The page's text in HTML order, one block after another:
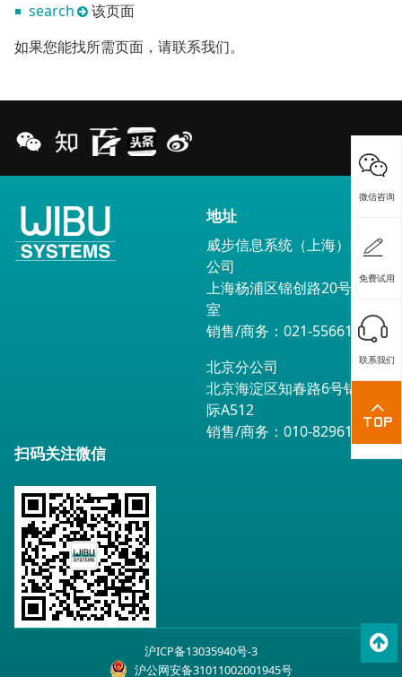
search
该页面
如果您能找所需页面，请联系我们。
To
top
地址
威步信息系统（上海）有限
公司
上海杨浦区锦创路20号1602
室
销售/商务：021-55661791
北京分公司
北京海淀区知春路6号锦秋国
际A512
销售/商务：010-82961560
扫码关注微信
微信咨询
免费试用
联系我们
沪ICP备13035940号-3
沪公网安备31011002001945号